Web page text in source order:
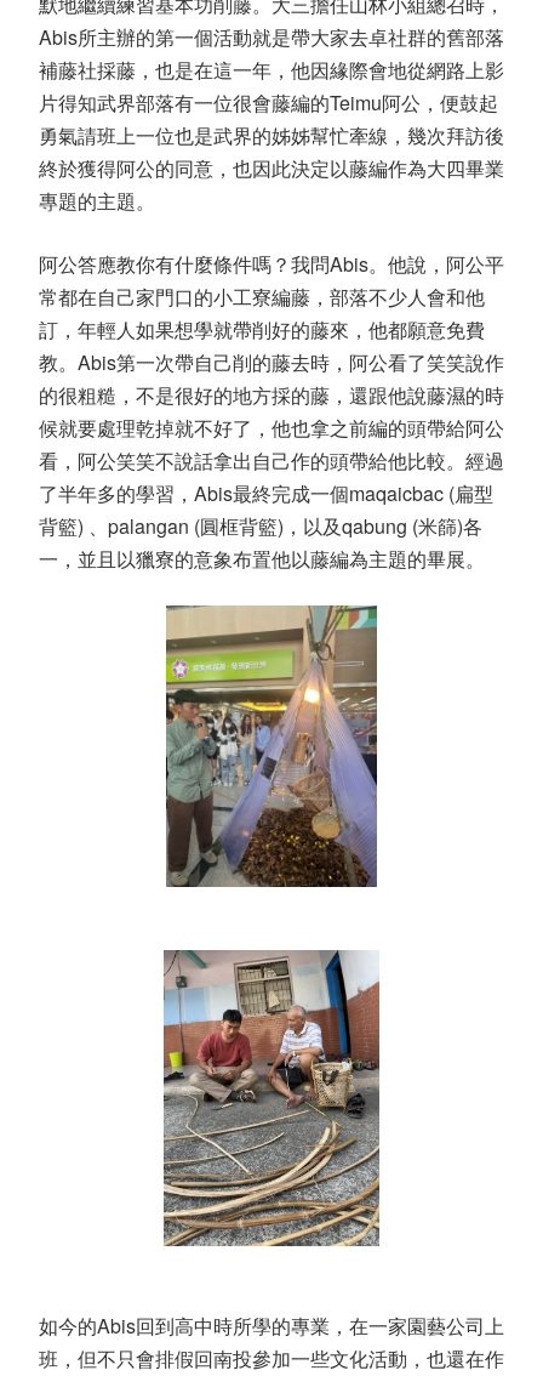
Abis所主辦的第一個活動就是帶大家去卓社群的舊部落
補藤社採藤，也是在這一年，他因緣際會地從網路上影
片得知武界部落有一位很會藤編的Teimu阿公，便鼓起
勇氣請班上一位也是武界的姊姊幫忙牽線，幾次拜訪後
終於獲得阿公的同意，也因此決定以藤編作為大四畢業
專題的主題。
阿公答應教你有什麼條件嗎？我問Abis。他說，阿公平
常都在自己家門口的小工寮編藤，部落不少人會和他
訂，年輕人如果想學就帶削好的藤來，他都願意免費
教。 Abis第一次帶自己削的藤去時，阿公看了笑笑說作
的很粗糙，不是很好的地方採的藤，還跟他說藤濕的時
候就要處理乾掉就不好了，他也拿之前編的頭帶給阿公
看，阿公笑笑不說話拿出自己作的頭帶給他比較。經過
了半年多的學習， Abis最終完成一個maqaicbac (扁型
背籃) palangan (圓框背籃) ，以及qabung (米篩)各
一，並且以獵寮的意象布置他以藤編為主題的畢展。
如今的Abis回到高中時所學的專業，在一家園藝公司上
班，但不只會排假回南投參加一些文化活動，也還在作